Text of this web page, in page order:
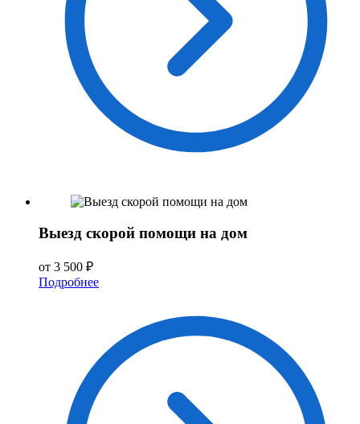
Выезд скорой помощи на дом
от 3 500 ₽
Подробнее